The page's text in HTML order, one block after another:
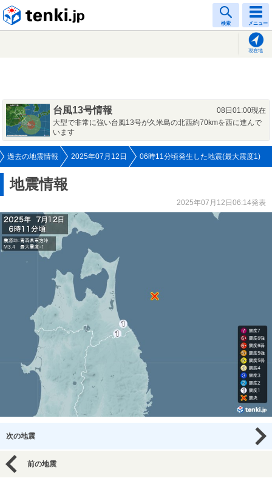
検索 メニュー
現在地
台風13号情報
08日01:00現在
大型で非常に強い台風13号が久米島の北西約70kmを西に進んで
います
過去の地震情報 2025年07月12日 06時11分頃発生した地震(最大震度1)
地震情報
2025年07月12日06:14発表
次の地震
前の地震